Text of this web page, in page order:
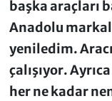
başka araçları
Anadolu
yeniledim.
çalışıyor.
her ne kadar